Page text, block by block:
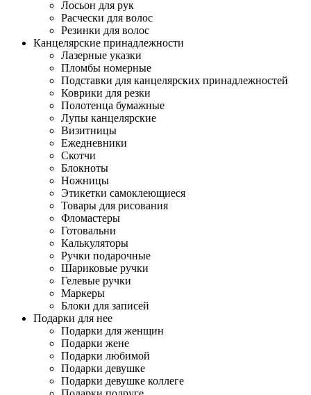
Лосьон для рук
Расчески для волос
Резинки для волос
Канцелярские принадлежности
Лазерные указки
Пломбы номерные
Подставки для канцелярских принадлежностей
Коврики для резки
Полотенца бумажные
Лупы канцелярские
Визитницы
Ежедневники
Скотчи
Блокноты
Ножницы
Этикетки самоклеющиеся
Товары для рисования
Фломастеры
Готовальни
Калькуляторы
Ручки подарочные
Шариковые ручки
Гелевые ручки
Маркеры
Блоки для записей
Подарки для нее
Подарки для женщин
Подарки жене
Подарки любимой
Подарки девушке
Подарки девушке коллеге